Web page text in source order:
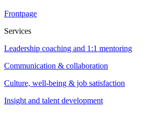
Frontpage
Services
Leadership coaching and 1:1 mentoring
Communication & collaboration
Culture, well-being & job satisfaction
Insight and talent development